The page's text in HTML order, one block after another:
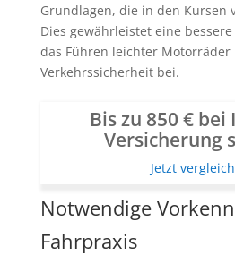
Grundlagen, die in den Kursen
Dies gewährleistet eine
das Führen leichter
Verkehrssicherheit bei.
Bis zu 850 € bei
Versicherung
Jetzt
Notwendige
Fahrpraxis